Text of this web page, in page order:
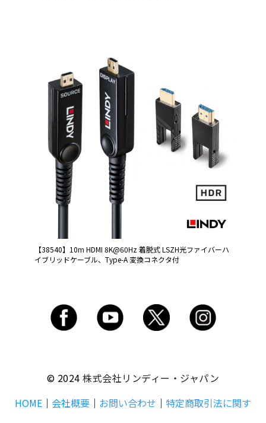
【38540】10m HDMI 8K@60Hz 着脱式 LSZH光ファイバーハ
イブリッドケーブル、Type-A 変換コネクタ付
© 2024株式会社リンディー・ジャパン
HOME ｜ 会社概要 ｜ お問い合わせ ｜ 特定商取引法に関す